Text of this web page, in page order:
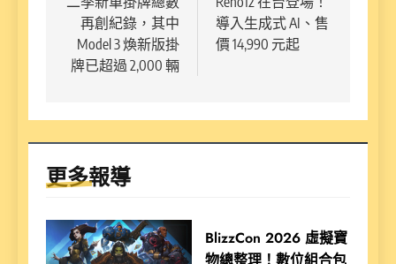
導
覽
再創紀錄，其中
Model 3 煥新版掛
牌已超過 2,000 輛
導入生成式 AI、售
價 14,990 元起
更多報導
BlizzCon 2026 虛擬寶